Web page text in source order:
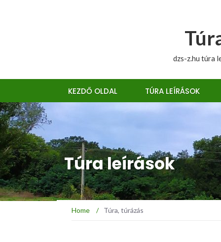
dzs-z.hu túra
KEZDŐ OLDAL TÚRA LEÍRÁSOK
Túra leírások
Home / Túra, túrázás